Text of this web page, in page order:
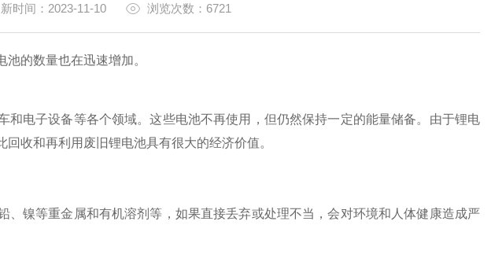
新时间：2023-11-10 浏览次数：6721
的数量也在迅速增加。
电子设备等各个领域。这些电池不再使用，但仍然保持一定的能量储备。由于锂电
收和再利用废旧锂电池具有很大的经济价值。
镍等重金属和有机溶剂等，如果直接丢弃或处理不当，会对环境和人体健康造成严